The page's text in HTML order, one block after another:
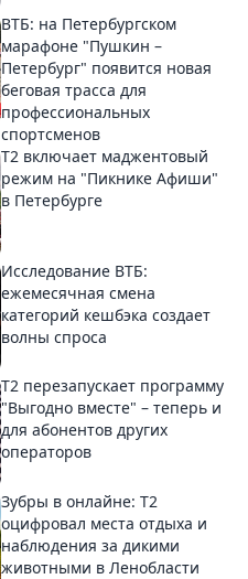
ВТБ: на Петербургском
марафоне "Пушкин –
Петербург" появится новая
беговая трасса для
профессиональных
спортсменов
Т2 включает маджентовый
режим на "Пикнике Афиши"
в Петербурге
Исследование ВТБ:
ежемесячная смена
категорий кешбэка создает
волны спроса
Т2 перезапускает программу
"Выгодно вместе" – теперь и
для абонентов других
операторов
Зубры в онлайне: Т2
оцифровал места отдыха и
наблюдения за дикими
животными в Ленобласти